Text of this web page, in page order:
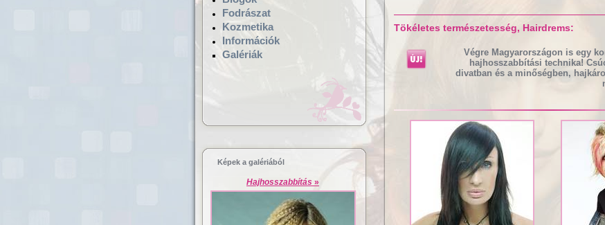
Hajgyógyászat,
mikrokamerás hajvizsgálat
Lézeres hajhosszabbítás és
Tökéletes természetesség, Hairdrems:
Végre Magyarországon is egy
hajhosszabbítási technika!
divatban és a minőségben,
Fodrászat
Kozmetika
Információk
Galériák
Képek a galériából
Hajhosszabbítás »